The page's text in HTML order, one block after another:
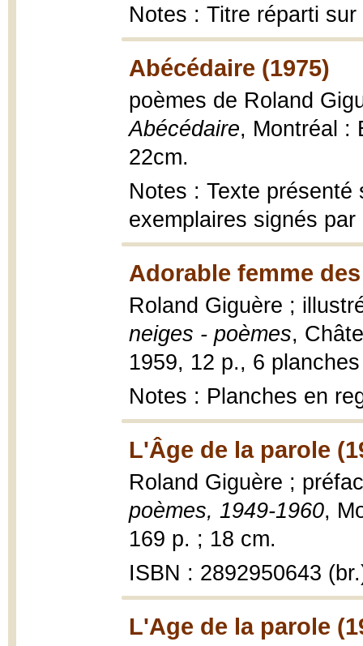
Notes : Titre réparti
Abécédaire (1975)
poèmes de Roland
Abécédaire, Montréal :
22cm.
Notes : Texte présenté
exemplaires signés
Adorable femme
Roland Giguère ;
neiges - poèmes,
1959, 12 p., 6
Notes : Planches en
L'Âge de la parole
Roland Giguère ;
poèmes, 1949-1960,
169 p. ; 18 cm.
ISBN : 2892950643
L'Age de la parole